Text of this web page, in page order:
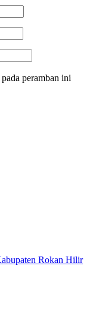
peramban ini
Rokan Hilir